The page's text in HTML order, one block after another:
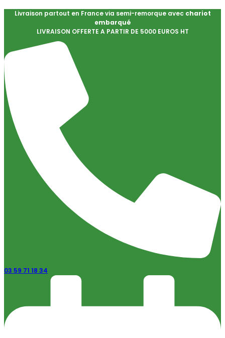
Livraison partout en France via semi-remorque avec chariot
embarqué
LIVRAISON OFFERTE A PARTIR DE 5000 EUROS HT
03 59 71 18 34